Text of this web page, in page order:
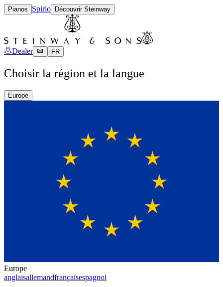
Pianos Spirio Découvrir Steinway
Dealer FR
Choisir la région et la langue
Europe
Europe
anglaisallemandfrançaisespagnol